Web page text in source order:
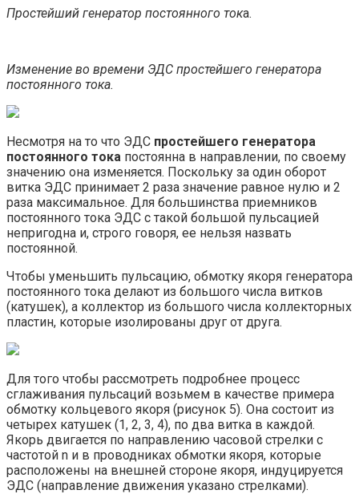
Простейший генератор постоянного тока.
Изменение во времени ЭДС простейшего генератора
постоянного тока.
Несмотря на то что ЭДС простейшего генератора
постоянного тока постоянна в направлении, по своему
значению она изменяется. Поскольку за один оборот
витка ЭДС принимает 2 раза значение равное нулю и 2
раза максимальное. Для большинства приемников
постоянного тока ЭДС с такой большой пульсацией
непригодна и, строго говоря, ее нельзя назвать
постоянной.
Чтобы уменьшить пульсацию, обмотку якоря генератора
постоянного тока делают из большого числа витков
(катушек), а коллектор из большого числа коллекторных
пластин, которые изолированы друг от друга.
Для того чтобы рассмотреть подробнее процесс
сглаживания пульсаций возьмем в качестве примера
обмотку кольцевого якоря (рисунок 5). Она состоит из
четырех катушек (1, 2, 3, 4), по два витка в каждой.
Якорь двигается по направлению часовой стрелки с
частотой n и в проводниках обмотки якоря, которые
расположены на внешней стороне якоря, индуцируется
ЭДС (направление движения указано стрелками).